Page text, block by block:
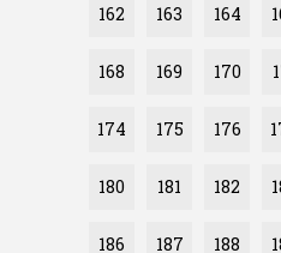
162 163 164
168 169 170
174 175 176
180 181 182
186 187 188